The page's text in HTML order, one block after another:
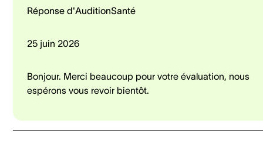
Réponse d'AuditionSanté
25 juin 2026
Bonjour. Merci beaucoup pour votre évaluation, nous
espérons vous revoir bientôt.